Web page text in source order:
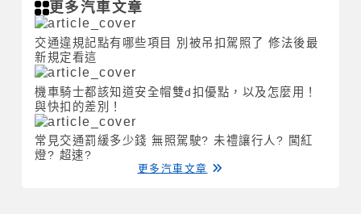
更多汽車文章
交通違規記點有哪些項目 別被吊扣駕照了 修法後最
新規定看這
機車騎士都該知道安全帽雙d扣優點，以及怎麼用！
與快扣的差別！
常見交通罰緩多少錢 無照駕駛? 未禮讓行人? 闖紅
燈? 超速?
更多汽車文章